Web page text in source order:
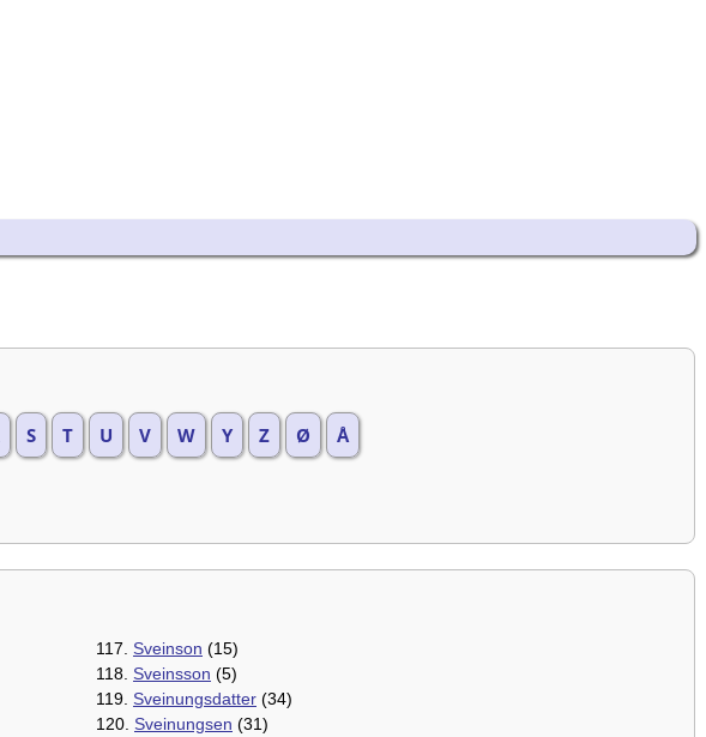
S T U V W Y Z Ø Å
117. Sveinson (15)
118. Sveinsson (5)
119. Sveinungsdatter (34)
120. Sveinungsen (31)